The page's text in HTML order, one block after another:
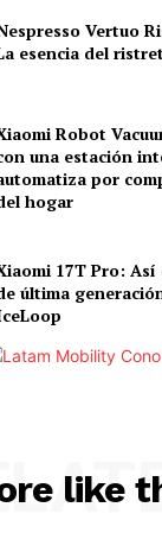
Vertuo
esencia del
Robot
una estación
por
hogar
17T Pro: Así
última
like